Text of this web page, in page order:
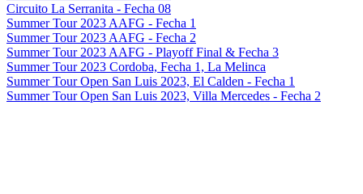
Circuito La Serranita - Fecha 08
Summer Tour 2023 AAFG - Fecha 1
Summer Tour 2023 AAFG - Fecha 2
Summer Tour 2023 AAFG - Playoff Final & Fecha 3
Summer Tour 2023 Cordoba, Fecha 1, La Melinca
Summer Tour Open San Luis 2023, El Calden - Fecha 1
Summer Tour Open San Luis 2023, Villa Mercedes - Fecha 2